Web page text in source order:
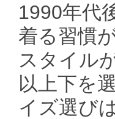
1990年代
着る習慣
スタイル
以上下を
イズ選び